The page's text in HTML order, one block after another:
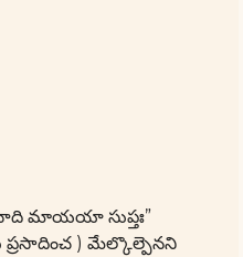
మాయయా సుప్తః”
ప్రసాదించ ) మేల్కొల్పెనని